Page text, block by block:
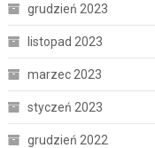
grudzień 2023
listopad 2023
marzec 2023
styczeń 2023
grudzień 2022